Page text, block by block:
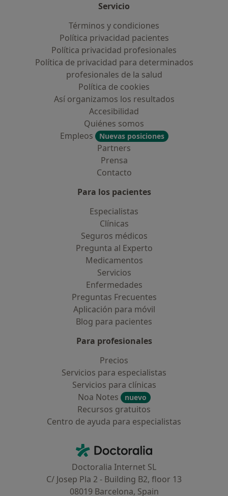
Servicio
Términos y condiciones
Política privacidad pacientes
Política privacidad profesionales
Política de privacidad para determinados
profesionales de la salud
Política de cookies
Así organizamos los resultados
Accesibilidad
Quiénes somos
Empleos
Nuevas posiciones
Partners
Prensa
Contacto
Para los pacientes
Especialistas
Clínicas
Seguros médicos
Pregunta al Experto
Medicamentos
Servicios
Enfermedades
Preguntas Frecuentes
Aplicación para móvil
Blog para pacientes
Para profesionales
Precios
Servicios para especialistas
Servicios para clínicas
Noa Notes
nuevo
Recursos gratuitos
Centro de ayuda para especialistas
Doctoralia - Página de inicio
Doctoralia Internet SL
C/ Josep Pla 2 - Building B2, floor 13
08019 Barcelona, Spain